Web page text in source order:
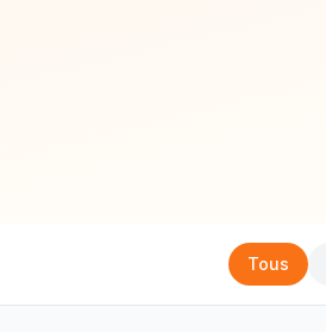
Tous